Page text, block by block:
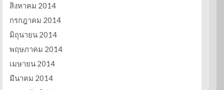
สิงหาคม 2014
กรกฎาคม 2014
มิถุนายน 2014
พฤษภาคม 2014
เมษายน 2014
มีนาคม 2014